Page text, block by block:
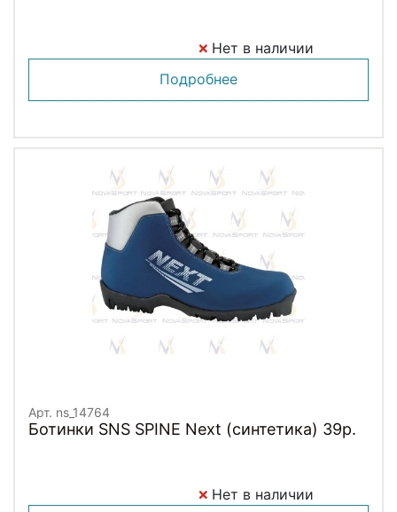
Нет в наличии
Подробнее
Арт. ns_14764
Ботинки SNS SPINE Next (синтетика) 39р.
Нет в наличии